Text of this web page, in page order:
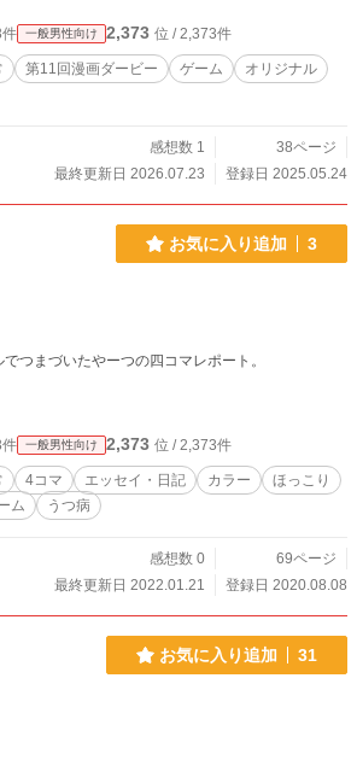
一般男性向け 2,373 位 / 2,373件
第11回漫画ダービー ゲーム
オリジナル
感想数 1
38ページ
最終更新日 2026.07.23
登録日 2025.05.24
お気に入り追加 3
でつまづいたやーつの四コマレポート。
一般男性向け 2,373 位 / 2,373件
4コマ エッセイ・日記 カラー
ほっこり
ム うつ病
感想数 0
69ページ
最終更新日 2022.01.21
登録日 2020.08.08
お気に入り追加 31